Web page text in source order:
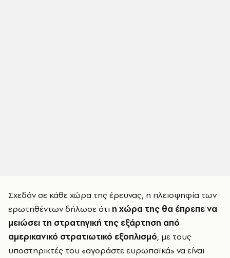
Σχεδόν σε κάθε χώρα της έρευνας, η πλειοψηφία των
ερωτηθέντων δήλωσε ότι η χώρα της θα έπρεπε να
μειώσει τη στρατηγική της εξάρτηση από
αμερικανικό στρατιωτικό εξοπλισμό, με τους
υποστηρικτές του «αγοράστε ευρωπαϊκά» να είναι